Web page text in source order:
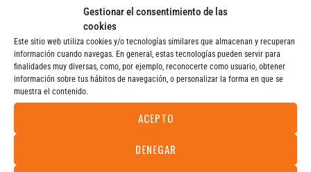
Gestionar el consentimiento de las
cookies
Este sitio web utiliza cookies y/o tecnologías similares que almacenan y recuperan
información cuando navegas. En general, estas tecnologías pueden servir para
finalidades muy diversas, como, por ejemplo, reconocerte como usuario, obtener
información sobre tus hábitos de navegación, o personalizar la forma en que se
muestra el contenido.
ACEPTO
DENEGAR
Tendencias capilares actuales: los estilos que más se piden en
peluquería